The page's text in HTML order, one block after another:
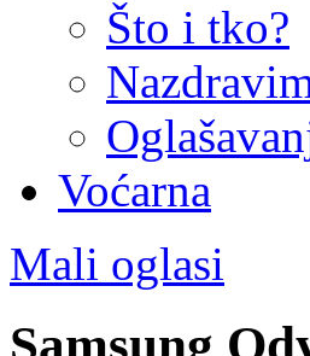
Što i tko?
Voćarna
Mali oglasi
Samsung